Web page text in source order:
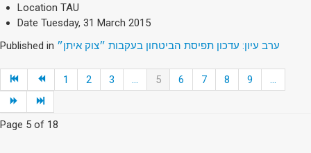
Location TAU
Date Tuesday, 31 March 2015
Published in ערב עיון: עדכון תפיסת הביטחון בעקבות ״צוק איתן״
1 2 3 ... 5 6 7 8 9 ...
Page 5 of 18